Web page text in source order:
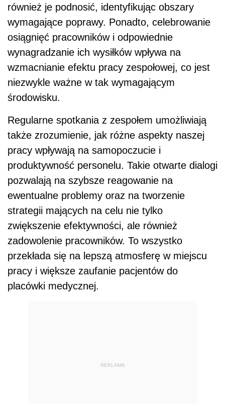
również je podnosić, identyfikując obszary
wymagające poprawy. Ponadto, celebrowanie
osiągnięć pracowników i odpowiednie
wynagradzanie ich wysiłków wpływa na
wzmacnianie efektu pracy zespołowej, co jest
niezwykle ważne w tak wymagającym
środowisku.
Regularne spotkania z zespołem umożliwiają
także zrozumienie, jak różne aspekty naszej
pracy wpływają na samopoczucie i
produktywność personelu. Takie otwarte dialogi
pozwalają na szybsze reagowanie na
ewentualne problemy oraz na tworzenie
strategii mających na celu nie tylko
zwiększenie efektywności, ale również
zadowolenie pracowników. To wszystko
przekłada się na lepszą atmosferę w miejscu
pracy i większe zaufanie pacjentów do
placówki medycznej.
REKLAMA